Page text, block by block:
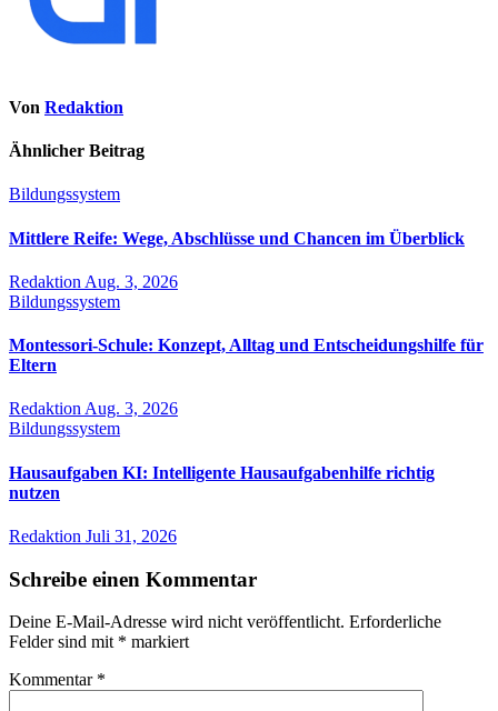
Von Redaktion
Ähnlicher Beitrag
Bildungssystem
Mittlere Reife: Wege, Abschlüsse und Chancen im Überblick
Redaktion Aug. 3, 2026
Bildungssystem
Montessori-Schule: Konzept, Alltag und Entscheidungshilfe für
Eltern
Redaktion Aug. 3, 2026
Bildungssystem
Hausaufgaben KI: Intelligente Hausaufgabenhilfe richtig
nutzen
Redaktion Juli 31, 2026
Schreibe einen Kommentar
Deine E-Mail-Adresse wird nicht veröffentlicht. Erforderliche
Felder sind mit * markiert
Kommentar *